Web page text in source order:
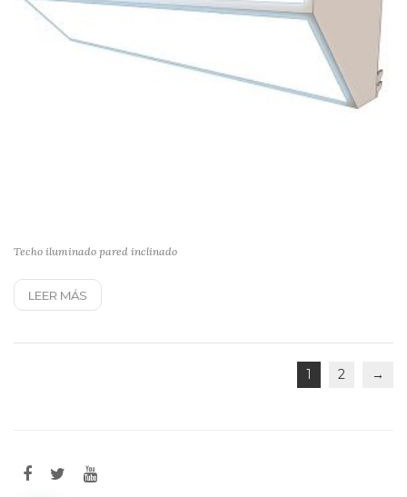
Techo iluminado pared inclinado
LEER MÁS
1 2 →